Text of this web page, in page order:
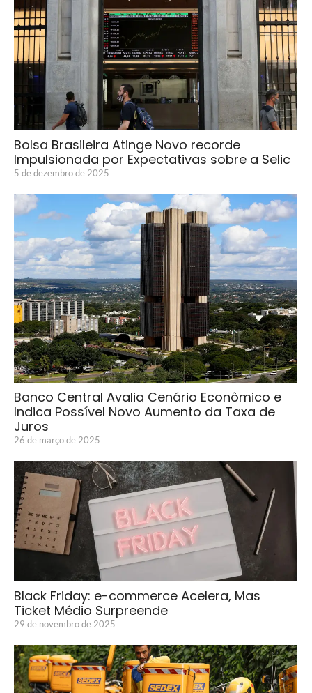
Bolsa Brasileira Atinge Novo recorde
Impulsionada por Expectativas sobre a Selic
5 de dezembro de 2025
Banco Central Avalia Cenário Econômico e
Indica Possível Novo Aumento da Taxa de
Juros
26 de março de 2025
Black Friday: e-commerce Acelera, Mas
Ticket Médio Surpreende
29 de novembro de 2025